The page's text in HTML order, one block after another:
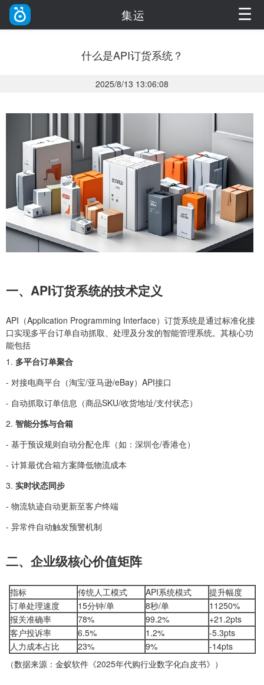
集运 ☰
什么是API订货系统？
2025/8/13 13:06:08
一、API订货系统的技术定义
API（Application Programming Interface）订货系统是通过标准化接
口实现多平台订单自动抓取、处理及分发的智能管理系统。其核心功
能包括
1. 多平台订单聚合
- 对接电商平台（淘宝/亚马逊/eBay）API接口
- 自动抓取订单信息（商品SKU/收货地址/支付状态）
2. 智能分拣与合箱
- 基于预设规则自动分配仓库（如：深圳仓/香港仓）
- 计算最优合箱方案降低物流成本
3. 实时状态同步
- 物流轨迹自动更新至客户终端
- 异常件自动触发预警机制
二、企业级核心价值矩阵
指标 传统人工模式 API系统模式
提升幅度
订单处理速度
15分钟/单 8秒/单
11250%
报关准确率
78% 99.2%
+21.2pts
客户投诉率
6.5% 1.2%
-5.3pts
人力成本占比
23% 9%
-14pts
（数据来源：金蚁软件《2025年代购行业数字化白皮书》）